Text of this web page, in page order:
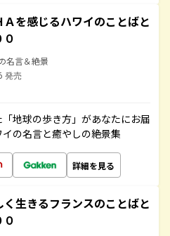
Ａを感じるハワイのことばと
名言＆絶景
発売
地球の歩き方」があなたにお届
の名言と癒やしの絶景集
詳細を見る
く生きるフランスのことばと